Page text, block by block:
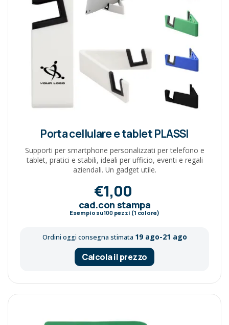
Porta cellulare e tablet PLASSI
Supporti per smartphone personalizzati per telefono e
tablet, pratici e stabili, ideali per ufficio, eventi e regali
aziendali. Un gadget utile.
€1,00
cad.con stampa
Esempio su100pezzi (1 colore)
Ordini oggi consegna stimata 19 ago-21 ago
Calcola il prezzo